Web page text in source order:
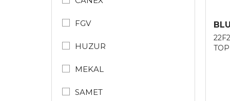
FGV
HUZUR
MEKAL
SAMET